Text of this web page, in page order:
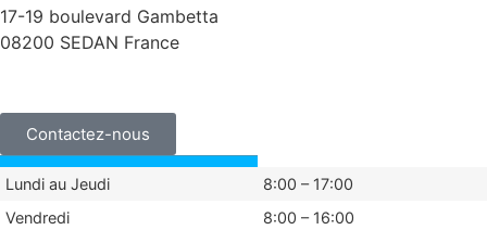
17-19 boulevard Gambetta
08200 SEDAN France
Contactez-nous
Lundi au Jeudi
8:00 – 17:00
Vendredi
8:00 – 16:00